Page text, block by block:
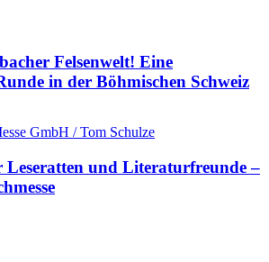
Felsenwelt! Eine
in der Böhmischen Schweiz
und Literaturfreunde –